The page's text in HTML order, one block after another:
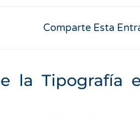
Comparte Esta
la Tipografía